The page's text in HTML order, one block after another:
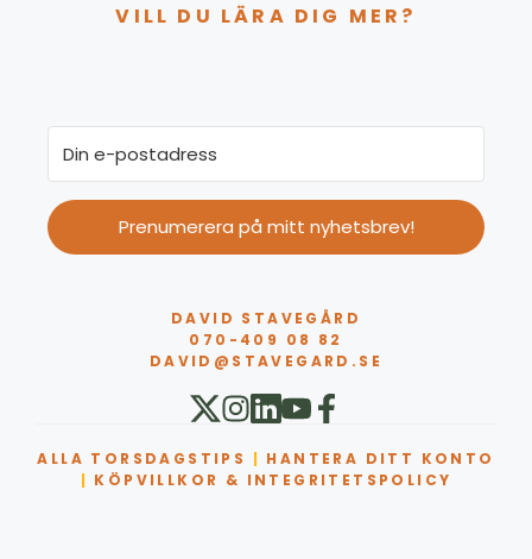
VILL DU LÄRA DIG MER?
Prenumerera på mitt nyhetsbrev!
DAVID STAVEGÅRD
070-409 08 82
DAVID@STAVEGARD.SE
ALLA TORSDAGSTIPS | HANTERA DITT KONTO
| KÖPVILLKOR & INTEGRITETSPOLICY